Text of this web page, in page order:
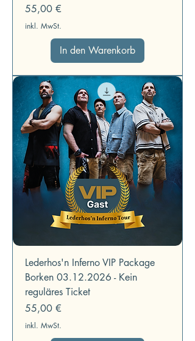
Preis
55,00 €
inkl. MwSt.
In den Warenkorb
Lederhos'n Inferno VIP Package
Borken 03.12.2026 - Kein
reguläres Ticket
Preis
55,00 €
inkl. MwSt.